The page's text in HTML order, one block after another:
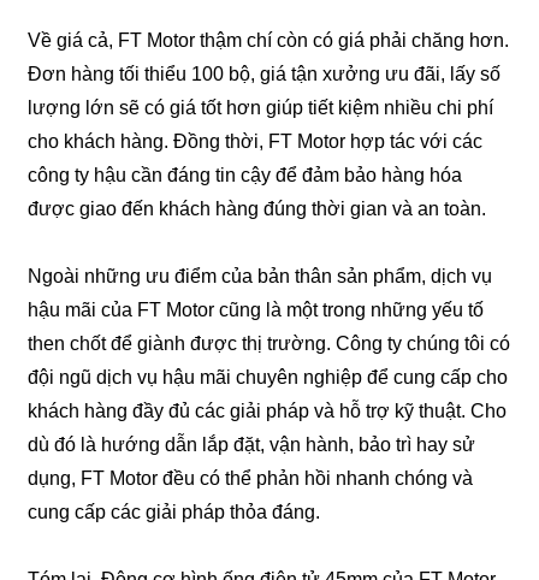
Về giá cả, FT Motor thậm chí còn có giá phải chăng hơn.
Đơn hàng tối thiểu 100 bộ, giá tận xưởng ưu đãi, lấy số
lượng lớn sẽ có giá tốt hơn giúp tiết kiệm nhiều chi phí
cho khách hàng. Đồng thời, FT Motor hợp tác với các
công ty hậu cần đáng tin cậy để đảm bảo hàng hóa
được giao đến khách hàng đúng thời gian và an toàn.
Ngoài những ưu điểm của bản thân sản phẩm, dịch vụ
hậu mãi của FT Motor cũng là một trong những yếu tố
then chốt để giành được thị trường. Công ty chúng tôi có
đội ngũ dịch vụ hậu mãi chuyên nghiệp để cung cấp cho
khách hàng đầy đủ các giải pháp và hỗ trợ kỹ thuật. Cho
dù đó là hướng dẫn lắp đặt, vận hành, bảo trì hay sử
dụng, FT Motor đều có thể phản hồi nhanh chóng và
cung cấp các giải pháp thỏa đáng.